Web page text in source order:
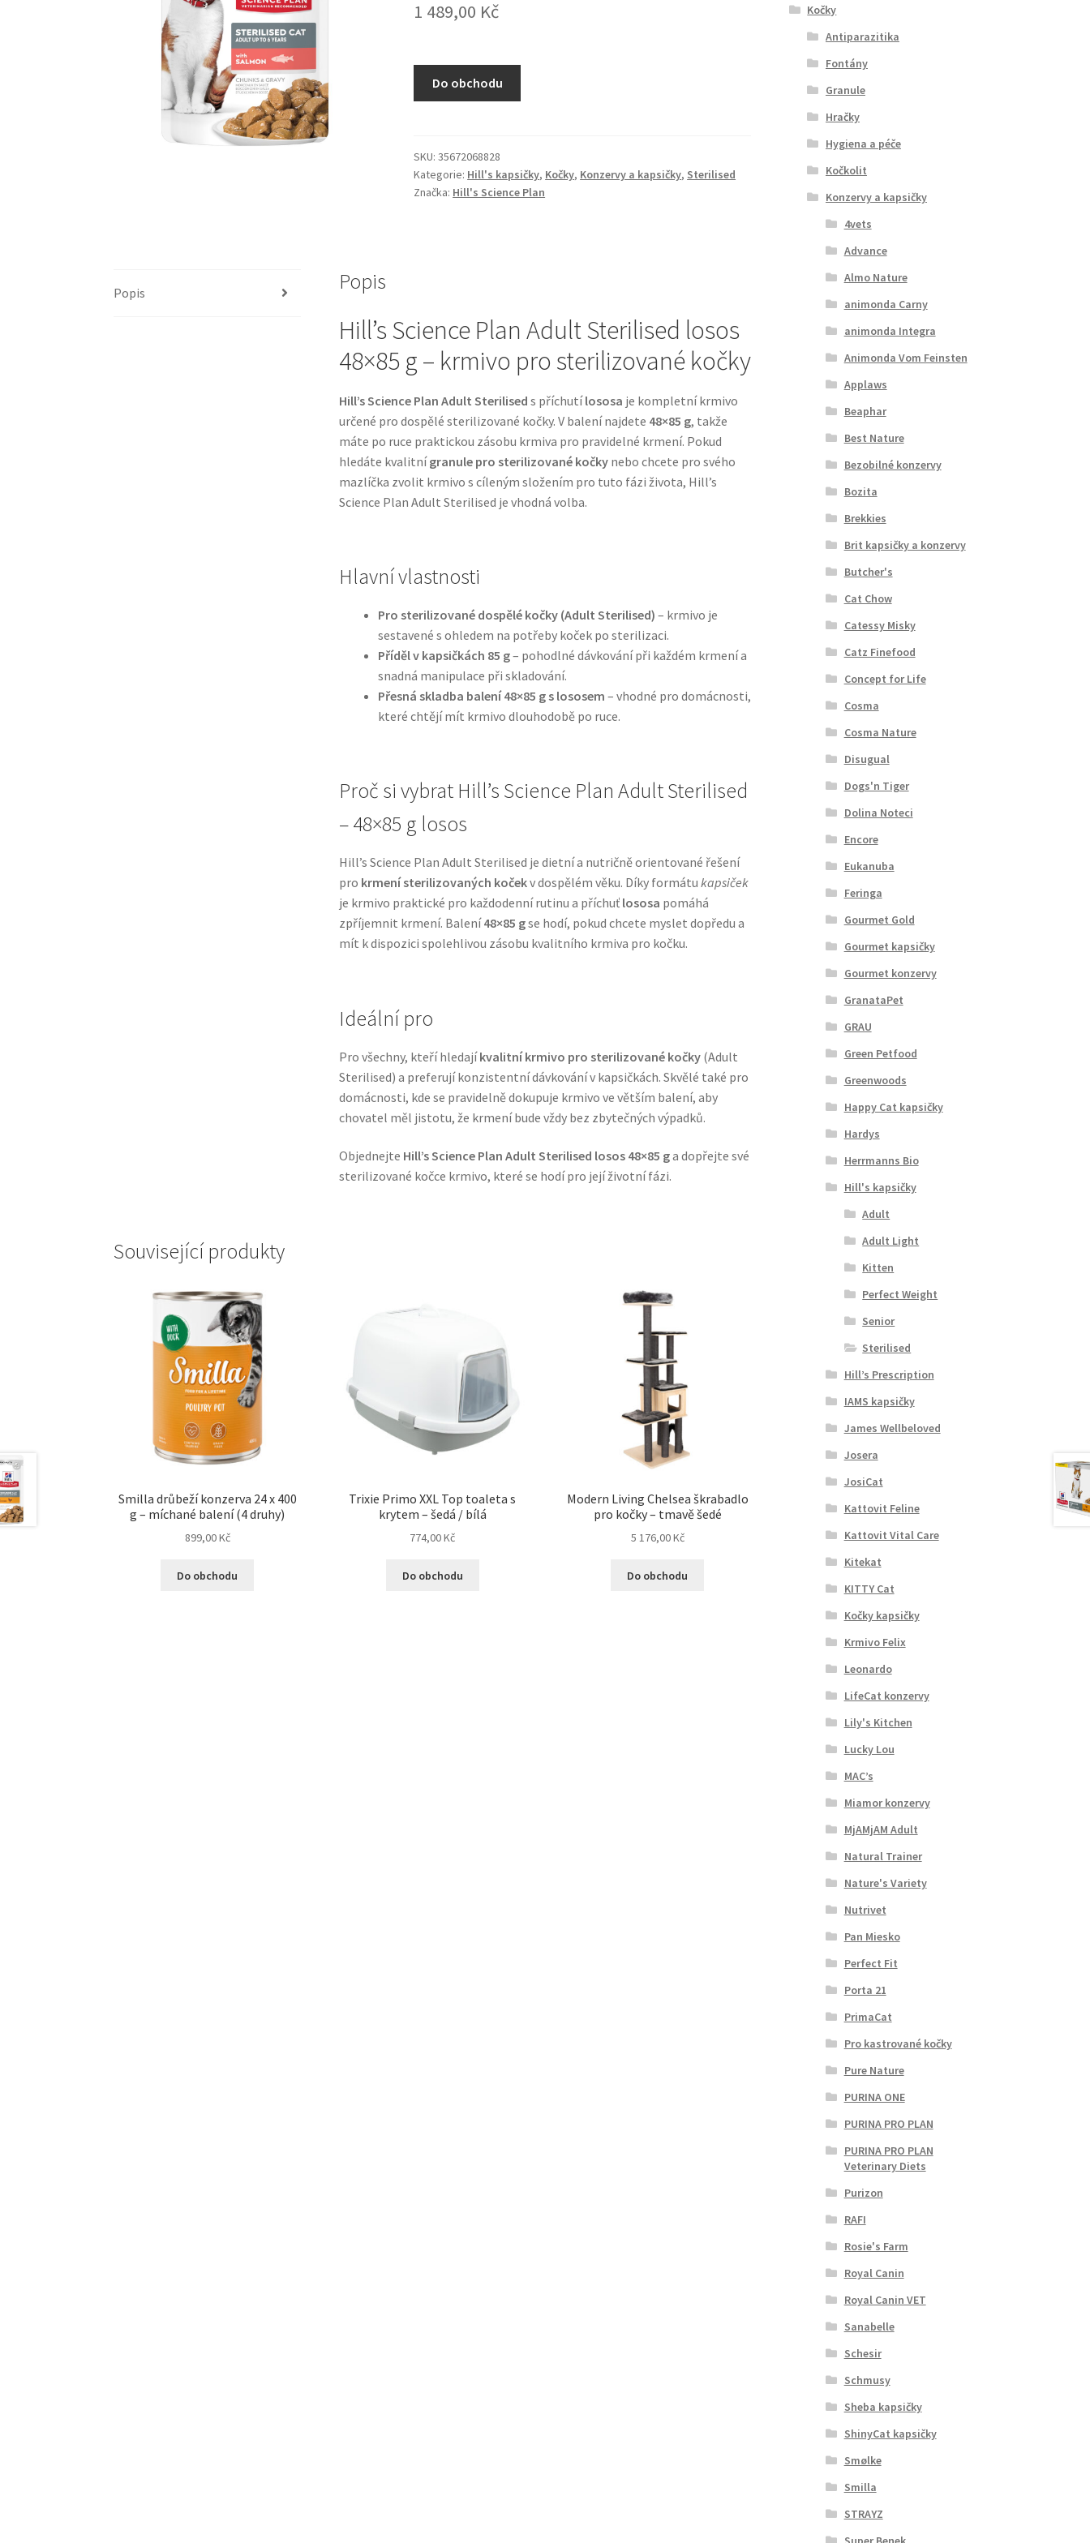
1 489,00 Kč
Do obchodu
SKU:35672068828
Kategorie: Hill's kapsičky, Kočky, Konzervy a kapsičky, Sterilised
Značka: Hill's Science Plan
Popis Popis
Hill’s Science Plan Adult Sterilised losos
48×85 g – krmivo pro sterilizované kočky
Hill’s Science Plan Adult Sterilised s příchutílososa je kompletní krmivo
určené pro dospělé sterilizované kočky. V balení najdete 48×85 g, takže
máte po ruce praktickou zásobu krmiva pro pravidelné krmení. Pokud
hledáte kvalitnígranule pro sterilizované kočkynebo chcete pro svého
mazlíčka zvolit krmivo s cíleným složením pro tuto fázi života, Hill’s
Science Plan Adult Sterilised je vhodná volba.
Hlavní vlastnosti
Pro sterilizované dospělé kočky (Adult Sterilised) – krmivo je
sestavené s ohledem na potřeby koček po sterilizaci.
Příděl v kapsičkách 85 g– pohodlné dávkování při každém krmení a
snadná manipulace při skladování.
Přesná skladba balení 48×85 g s lososem – vhodné pro domácnosti,
které chtějí mít krmivo dlouhodobě po ruce.
Proč si vybrat Hill’s Science Plan Adult Sterilised
– 48×85 g losos
Hill’s Science Plan Adult Sterilised je dietní a nutričně orientované řešení
pro krmení sterilizovaných kočekv dospělém věku. Díky formátu kapsiček
je krmivo praktické pro každodenní rutinu a příchuť lososa pomáhá
zpříjemnit krmení. Balení48×85 gse hodí, pokud chcete myslet dopředu a
mít k dispozici spolehlivou zásobu kvalitního krmiva pro kočku.
Ideální pro
Pro všechny, kteří hledajíkvalitní krmivo pro sterilizované kočky(Adult
Sterilised) a preferují konzistentní dávkování v kapsičkách. Skvělé také pro
domácnosti, kde se pravidelně dokupuje krmivo ve větším balení, aby
chovatel měl jistotu, že krmení bude vždy bez zbytečných výpadků.
Objednejte Hill’s Science Plan Adult Sterilised losos 48×85 ga dopřejte své
sterilizované kočce krmivo, které se hodí pro její životní fázi.
Související produkty
Smilla drůbeží konzerva 24 x 400
g – míchané balení (4 druhy)
899,00Kč
Do obchodu
Trixie Primo XXL Top toaleta s
krytem – šedá / bílá
774,00Kč
Do obchodu
Modern Living Chelsea škrabadlo
pro kočky – tmavě šedé
5 176,00Kč
Do obchodu
Kočky
Antiparazitika
Fontány
Granule
Hračky
Hygiena a péče
Kočkolit
Konzervy a kapsičky
4vets
Advance
Almo Nature
animonda Carny
animonda Integra
Animonda Vom Feinsten
Applaws
Beaphar
Best Nature
Bezobilné konzervy
Bozita
Brekkies
Brit kapsičky a konzervy
Butcher's
Cat Chow
Catessy Misky
Catz Finefood
Concept for Life
Cosma
Cosma Nature
Disugual
Dogs'n Tiger
Dolina Noteci
Encore
Eukanuba
Feringa
Gourmet Gold
Gourmet kapsičky
Gourmet konzervy
GranataPet
GRAU
Green Petfood
Greenwoods
Happy Cat kapsičky
Hardys
Herrmanns Bio
Hill's kapsičky
Adult
Adult Light
Kitten
Perfect Weight
Senior
Sterilised
Hill’s Prescription
IAMS kapsičky
James Wellbeloved
Josera
JosiCat
Kattovit Feline
Kattovit Vital Care
Kitekat
KITTY Cat
Kočky kapsičky
Krmivo Felix
Leonardo
LifeCat konzervy
Lily's Kitchen
Lucky Lou
MAC’s
Miamor konzervy
MjAMjAM Adult
Natural Trainer
Nature's Variety
Nutrivet
Pan Miesko
Perfect Fit
Porta 21
PrimaCat
Pro kastrované kočky
Pure Nature
PURINA ONE
PURINA PRO PLAN
PURINA PRO PLAN
Veterinary Diets
Purizon
RAFI
Rosie's Farm
Royal Canin
Royal Canin VET
Sanabelle
Schesir
Schmusy
Sheba kapsičky
ShinyCat kapsičky
Smølke
Smilla
STRAYZ